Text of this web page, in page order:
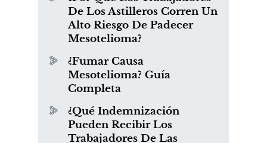
De Los Astilleros Corren Un
Alto Riesgo De Padecer
Mesotelioma?
¿Fumar Causa
Mesotelioma? Guía
Completa
¿Qué Indemnización
Pueden Recibir Los
Trabajadores De Las